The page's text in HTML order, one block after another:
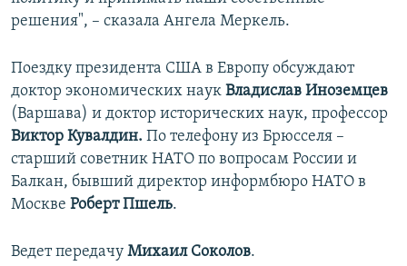
решения", – сказала Ангела Меркель.
Поездку президента США в Европу обсуждают
доктор экономических наук Владислав Иноземцев
(Варшава) и доктор исторических наук, профессор
Виктор Кувалдин. По телефону из Брюсселя –
старший советник НАТО по вопросам России и
Балкан, бывший директор информбюро НАТО в
Москве Роберт Пшель.
Ведет передачу Михаил Соколов.